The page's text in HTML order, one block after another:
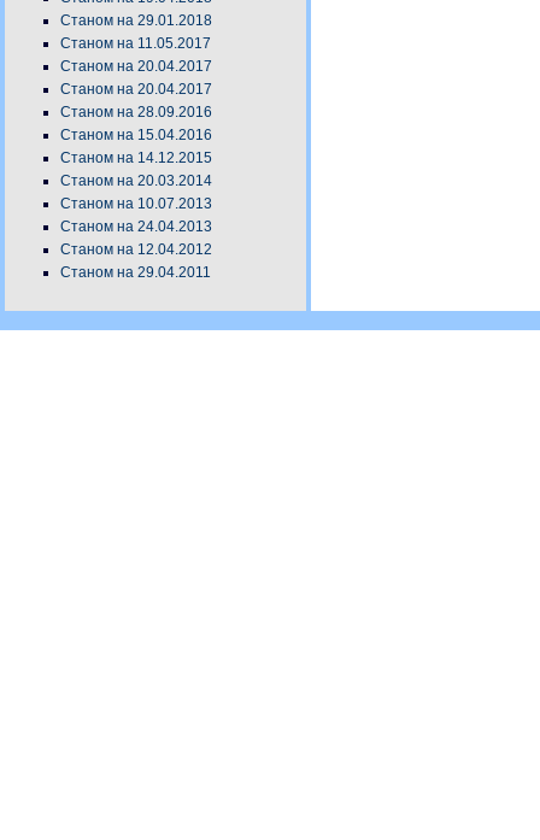
Станом на 29.01.2018
Станом на 11.05.2017
Станом на 20.04.2017
Станом на 20.04.2017
Станом на 28.09.2016
Станом на 15.04.2016
Станом на 14.12.2015
Станом на 20.03.2014
Станом на 10.07.2013
Станом на 24.04.2013
Станом на 12.04.2012
Станом на 29.04.2011